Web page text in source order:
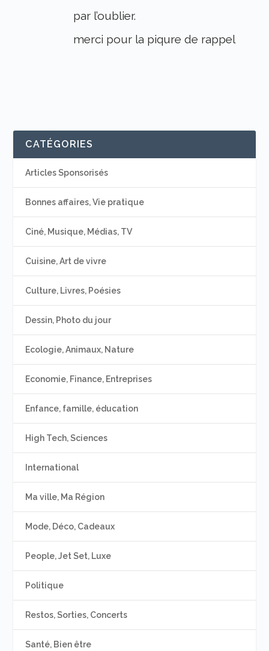
par l’oublier.
merci pour la piqure de rappel
CATÉGORIES
Articles Sponsorisés
Bonnes affaires, Vie pratique
Ciné, Musique, Médias, TV
Cuisine, Art de vivre
Culture, Livres, Poésies
Dessin, Photo du jour
Ecologie, Animaux, Nature
Economie, Finance, Entreprises
Enfance, famille, éducation
High Tech, Sciences
International
Ma ville, Ma Région
Mode, Déco, Cadeaux
People, Jet Set, Luxe
Politique
Restos, Sorties, Concerts
Santé, Bien être